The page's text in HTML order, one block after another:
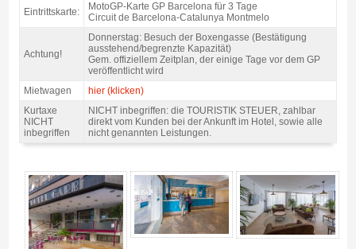
Eintrittskarte:
MotoGP-Karte GP Barcelona für 3 Tage
Circuit de Barcelona-Catalunya Montmelo
Achtung!
Donnerstag: Besuch der Boxengasse (Bestätigung
ausstehend/begrenzte Kapazität)
Gem. offiziellem Zeitplan, der einige Tage vor dem GP
veröffentlicht wird
Mietwagen
hier (klicken)
Kurtaxe
NICHT
inbegriffen
NICHT inbegriffen: die TOURISTIK STEUER, zahlbar
direkt vom Kunden bei der Ankunft im Hotel, sowie alle
nicht genannten Leistungen.
Gallerie 4